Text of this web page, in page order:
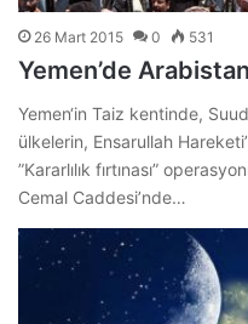
26 Mart 2015 0 531
Yemen’de
Yemen‘in Taiz kentinde,
ülkelerin, Ensarullah
”Kararlılık fırtınası”
Cemal Caddesi’nde…